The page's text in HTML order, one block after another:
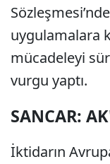
uygulamalara
mücadeleyi
vurgu yaptı.
SANCAR:
İktidarın